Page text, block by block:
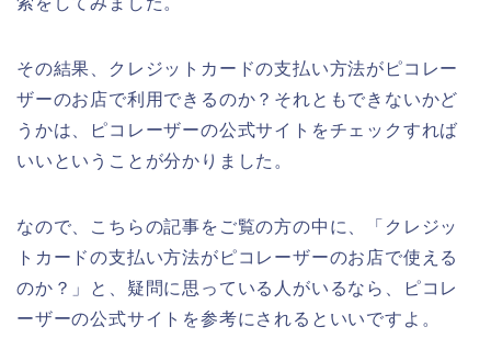
その結果、クレジットカードの支払い方法がピコレー
ザーのお店で利用できるのか？それともできないかど
うかは、ピコレーザーの公式サイトをチェックすれば
いいということが分かりました。
なので、こちらの記事をご覧の方の中に、「クレジッ
トカードの支払い方法がピコレーザーのお店で使える
のか？」と、疑問に思っている人がいるなら、ピコレ
ーザーの公式サイトを参考にされるといいですよ。